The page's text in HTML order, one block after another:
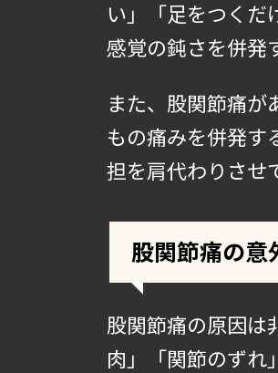
い」「足をつくだ
感覚の鈍さを併発
また、股関節痛が
もの痛みを併発す
担を肩代わりさせ
股関節痛の意
股関節痛の原因は
肉」「関節のずれ